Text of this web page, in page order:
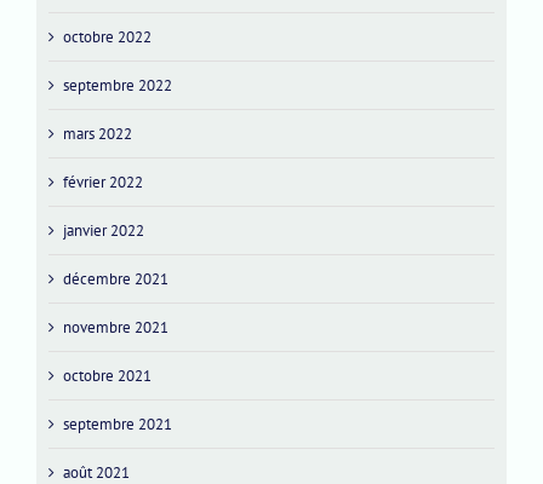
octobre 2022
septembre 2022
mars 2022
février 2022
janvier 2022
décembre 2021
novembre 2021
octobre 2021
septembre 2021
août 2021